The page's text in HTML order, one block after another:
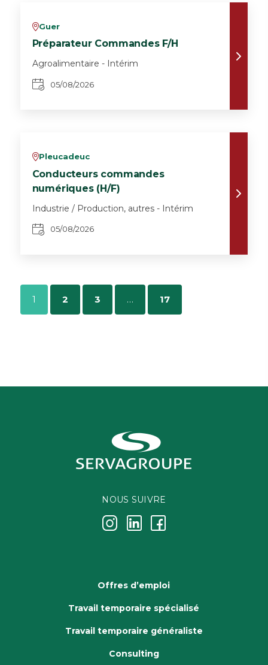
vGuer
Préparateur Commandes F/H
Agroalimentaire - Intérim
05/08/2026
vPleucadeuc
Conducteurs commandes
numériques (H/F)
Industrie / Production, autres - Intérim
05/08/2026
1 2 3 … 17
NOUS SUIVRE
j k i
Offres d’emploi
Travail temporaire spécialisé
Travail temporaire généraliste
Consulting